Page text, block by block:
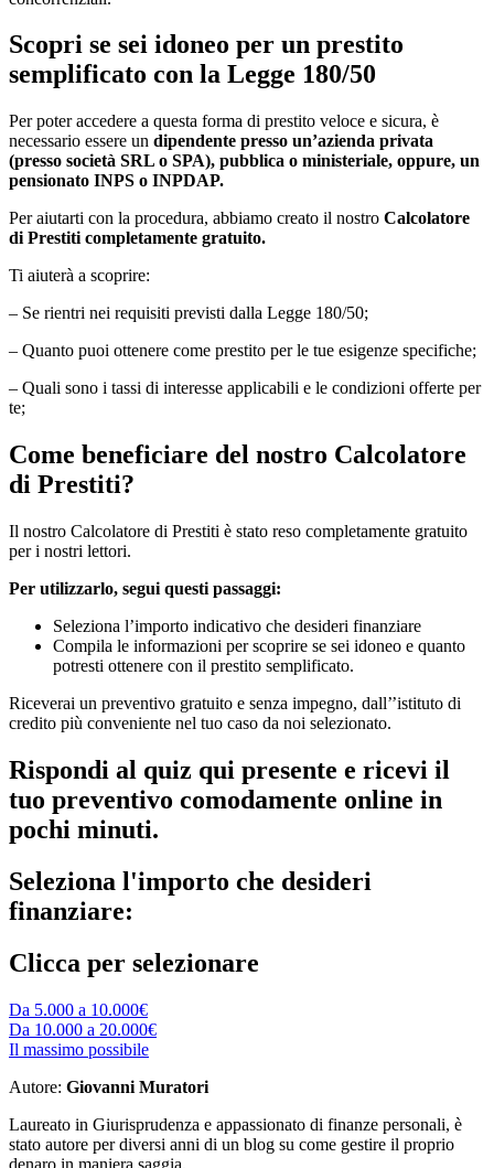
Scopri se sei idoneo per un prestito
semplificato con la Legge 180/50
Per poter accedere a questa forma di prestito veloce e sicura, è
necessario essere un dipendente presso un’azienda privata
(presso società SRL o SPA), pubblica o ministeriale, oppure, un
pensionato INPS o INPDAP.
Per aiutarti con la procedura, abbiamo creato il nostro Calcolatore
di Prestiti completamente gratuito.
Ti aiuterà a scoprire:
– Se rientri nei requisiti previsti dalla Legge 180/50;
– Quanto puoi ottenere come prestito per le tue esigenze specifiche;
– Quali sono i tassi di interesse applicabili e le condizioni offerte per
te;
Come beneficiare del nostro Calcolatore
di Prestiti?
Il nostro Calcolatore di Prestiti è stato reso completamente gratuito
per i nostri lettori.
Per utilizzarlo, segui questi passaggi:
Seleziona l’importo indicativo che desideri finanziare
Compila le informazioni per scoprire se sei idoneo e quanto
potresti ottenere con il prestito semplificato.
Riceverai un preventivo gratuito e senza impegno, dall’’istituto di
credito più conveniente nel tuo caso da noi selezionato.
Rispondi al quiz qui presente e ricevi il
tuo preventivo comodamente online in
pochi minuti.
Seleziona l'importo che desideri
finanziare:
Clicca per selezionare
Da 5.000 a 10.000€
Da 10.000 a 20.000€
Il massimo possibile
Autore: Giovanni Muratori
Laureato in Giurisprudenza e appassionato di finanze personali, è
stato autore per diversi anni di un blog su come gestire il proprio
denaro in maniera saggia.